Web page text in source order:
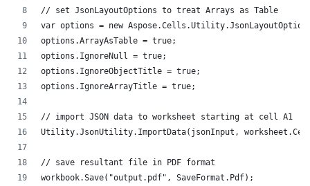
// set JsonLayoutOptions to treat Arrays as Table
var options = new
options.ArrayAsTable = true;
options.IgnoreNull = true;
options.IgnoreObjectTitle = true;
options.IgnoreArrayTitle = true;
// import JSON data to worksheet starting at cell A1
Utility.JsonUtility.ImportData(jsonInput,
// save resultant file in PDF format
workbook.Save("output.pdf", SaveFormat.Pdf);